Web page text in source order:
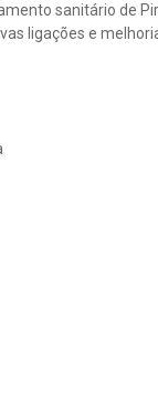
sanitário de
ligações e